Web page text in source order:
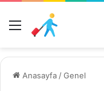
Menü
Anasayfa /Genel